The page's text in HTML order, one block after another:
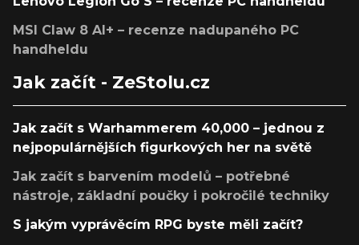
MSI Claw 8 AI+ – recenze nadupaného PC
handheldu
Jak začít - ZeStolu.cz
Jak začít s Warhammerem 40,000 – jednou z
nejpopulárnějších figurkových her na světě
Jak začít s barvením modelů – potřebné
nástroje, základní poučky i pokročilé techniky
S jakým vyprávěcím RPG byste měli začít?